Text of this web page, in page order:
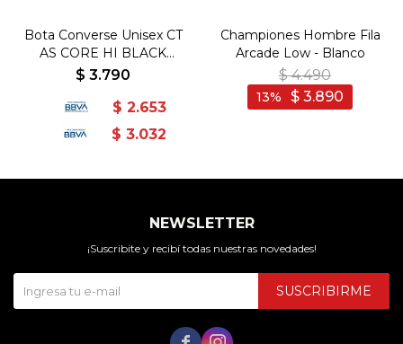
Bota Converse Unisex CT
AS CORE HI BLACK
157197C - Negro
$ 3.790
$ 2.653
$ 3.032
Championes Hombre Fila
Arcade Low - Blanco
$ 4.490
$ 3.890
13
NEWSLETTER
¡Suscribite y recibí todas nuestras novedades!
SUSCRIBIRME